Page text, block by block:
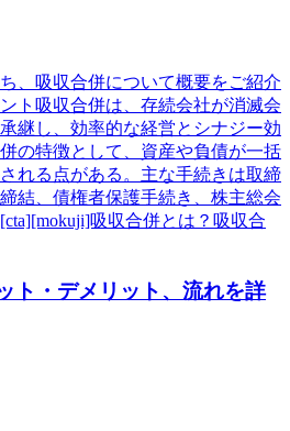
、吸収合併について概要をご紹介
ト吸収合併は、存続会社が消滅会
継し、効率的な経営とシナジー効
の特徴として、資産や負債が一括
れる点がある。主な手続きは取締
結、債権者保護手続き、株主総会
吸収合併とは？吸収合
ト・デメリット、流れを詳